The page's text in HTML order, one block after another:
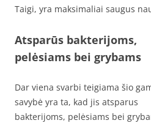
Taigi, yra maksimaliai saugus
Atsparūs bakterijoms,
pelėsiams bei grybams
Dar viena svarbi teigiama šio
savybė yra ta, kad jis atsparus
bakterijoms, pelėsiams bei